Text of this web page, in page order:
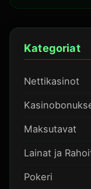
Kategoriat
Nettikasinot
Maksutavat
Lainat ja
Pokeri